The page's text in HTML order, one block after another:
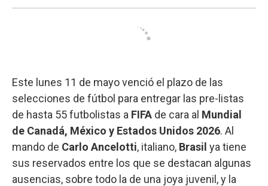
Este lunes 11 de mayo venció el plazo de las
selecciones de fútbol para entregar las pre-listas
de hasta 55 futbolistas a FIFA de cara al Mundial
de Canadá, México y Estados Unidos 2026. Al
mando de Carlo Ancelotti, italiano, Brasil ya tiene
sus reservados entre los que se destacan algunas
ausencias, sobre todo la de una joya juvenil, y la